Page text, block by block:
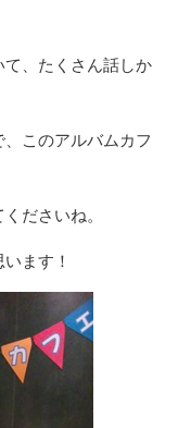
、たくさん話しか
このアルバムカフ
ださいね。
ます！